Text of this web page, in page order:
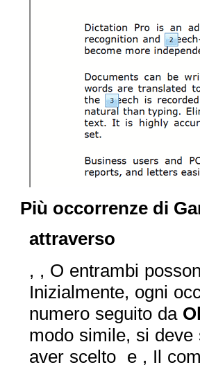
Più occorrenze di
attraverso
, , O entrambi
Inizialmente, ogni
numero seguito da
modo simile, si
aver scelto
e , Il